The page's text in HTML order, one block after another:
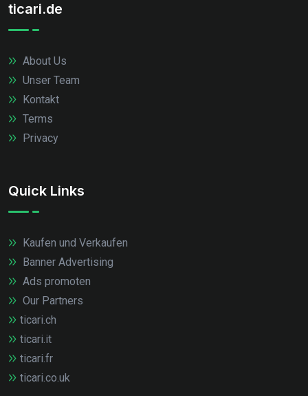
ticari.de
About Us
Unser Team
Kontakt
Terms
Privacy
Quick Links
Kaufen und Verkaufen
Banner Advertising
Ads promoten
Our Partners
ticari.ch
ticari.it
ticari.fr
ticari.co.uk